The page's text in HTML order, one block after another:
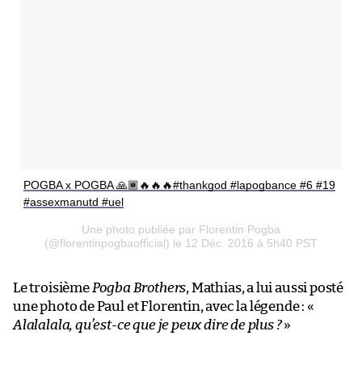
POGBA x POGBA 🙏🏾🔥🔥🔥#thankgod #lapogbance #6 #19
#assexmanutd #uel
Une photo publiée par Florentin Pogba
(@florentinpogbaofficial) le 12 Déc. 2016 à 5h40 PST
Le troisièmePogba Brothers, Mathias, a lui aussi posté
une photo de Paul et Florentin, avec la légende : «
Alalalala, qu’est-ce que je peux dire de plus ?»